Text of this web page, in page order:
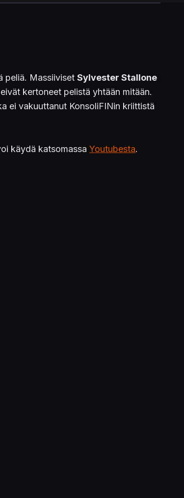
peliä. Massiiviset Sylvester Stallone
kertoneet pelistä yhtään mitään.
ei vakuuttanut KonsoliFINin kriittistä
käydä katsomassa Youtubesta.